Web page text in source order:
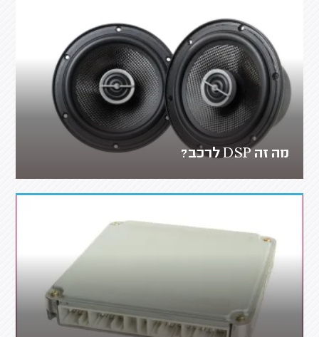
מה זה DSP לרכב?